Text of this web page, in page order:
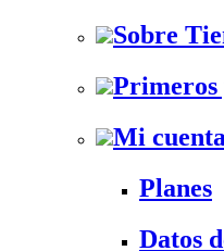
Sobre
Primeros
Mi cuenta
Planes
Datos